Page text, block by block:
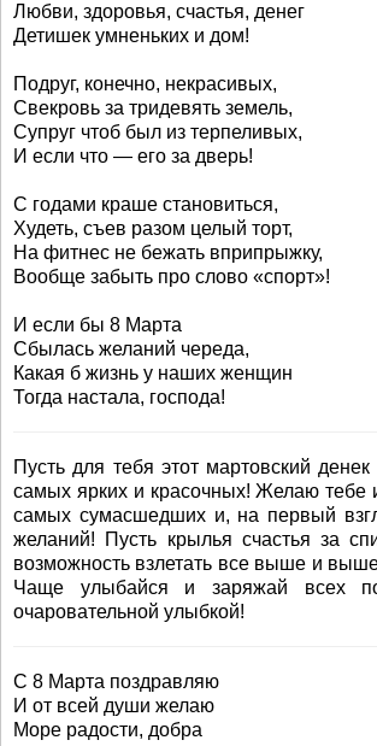
Любви, здоровья, счастья, денег
Детишек умненьких и дом!
Подруг, конечно, некрасивых,
Свекровь за тридевять земель,
Супруг чтоб был из терпеливых,
И если что — его за дверь!
С годами краше становиться,
Худеть, съев разом целый торт,
На фитнес не бежать вприпрыжку,
Вообще забыть про слово «спорт»!
И если бы 8 Марта
Сбылась желаний череда,
Какая б жизнь у наших женщин
Тогда настала, господа!
Пусть для тебя этот мартовский
самых ярких и красочных! Желаю тебе
самых сумасшедших и, на первый
желаний! Пусть крылья счастья за
возможность взлетать все выше и
Чаще улыбайся и заряжай всех
очаровательной улыбкой!
С 8 Марта поздравляю
И от всей души желаю
Море радости, добра